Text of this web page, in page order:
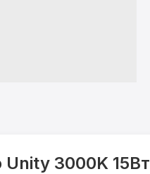
3000K 15Вт